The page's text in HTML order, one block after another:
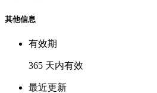
其他信息
有效期
365 天内有效
最近更新